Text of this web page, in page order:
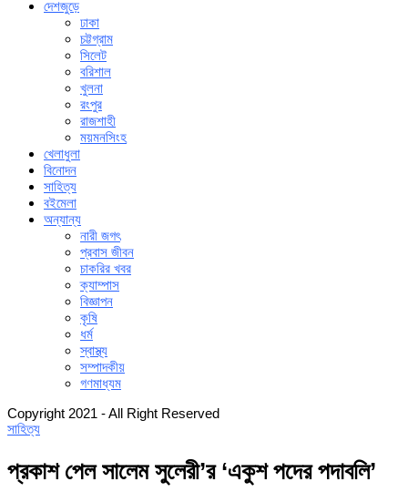
দেশজুড়ে
ঢাকা
চট্টগ্রাম
সিলেট
বরিশাল
খুলনা
রংপুর
রাজশাহী
ময়মনসিংহ
খেলাধুলা
বিনোদন
সাহিত্য
বইমেলা
অন্যান্য
নারী জগৎ
প্রবাস জীবন
চাকরির খবর
ক্যাম্পাস
বিজ্ঞাপন
কৃষি
ধর্ম
স্বাস্থ্য
সম্পাদকীয়
গণমাধ্যম
Copyright 2021 - All Right Reserved
সাহিত্য
প্রকাশ পেল সালেম সুলেরী’র ‘একুশ পদের পদাবলি’